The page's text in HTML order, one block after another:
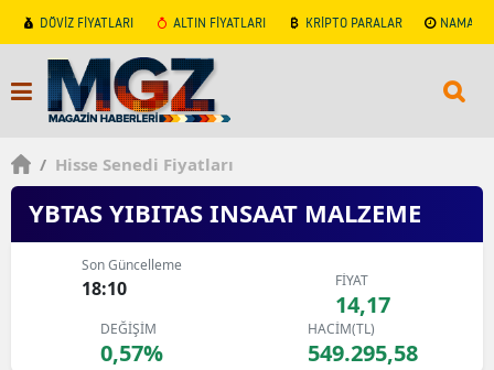
DÖVİZ FİYATLARI ALTIN FİYATLARI KRİPTO PARALAR NAMAZ
/ Hisse Senedi Fiyatları
YBTAS YIBITAS INSAAT MALZEME
Son Güncelleme
18:10 FİYAT
14,17
DEĞİŞİM
0,57%
HACİM(TL)
549.295,58